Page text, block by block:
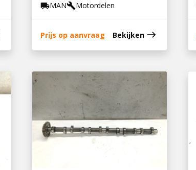
local_shippingMANbuildMotordelen
Prijs op aanvraag Bekijken east